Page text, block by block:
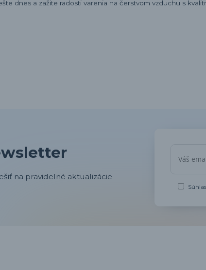
dnes a zažite radosti varenia na čerstvom vzduchu s
na pravidelné aktualizácie